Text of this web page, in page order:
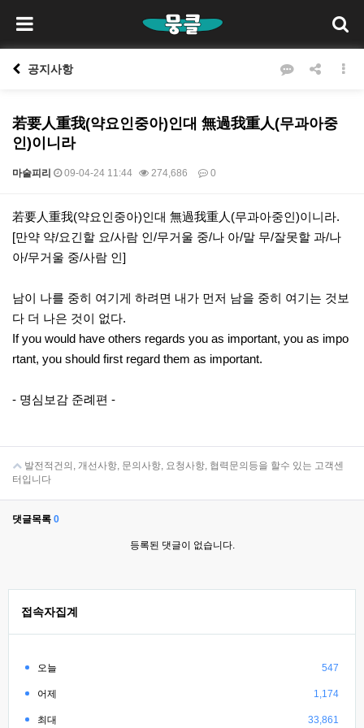
공지사항
若要人重我(약요인중아)인대 無過我重人(무과아중
인)이니라
마술피리 09-04-24 11:44 274,686 0
본문
若要人重我(약요인중아)인대 無過我重人(무과아중인)이니라.
[만약 약/요긴할 요/사람 인/무거울 중/나 아/말 무/잘못할 과/나
아/무거울 중/사람 인]
남이 나를 중히 여기게 하려면 내가 먼저 남을 중히 여기는 것보
다 더 나은 것이 없다.
If you would have others regards you as important, you as impo
rtant, you should first regard them as important.
- 명심보감 준례편 -
발전적건의, 개선사항, 문의사항, 요청사항, 협력문의등을 할수 있는 고객센
터입니다
댓글목록 0
등록된 댓글이 없습니다.
접속자집계
오늘 547
어제 1,174
최대 33,861